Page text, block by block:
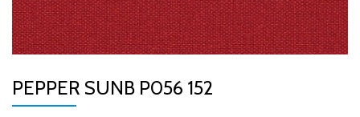
PEPPER SUNB P056 152